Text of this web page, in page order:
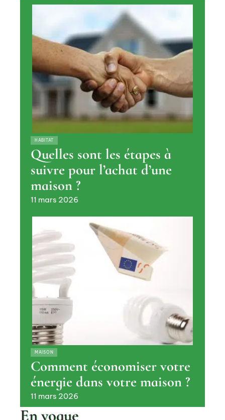
HABITAT
Quelles sont les étapes à
suivre pour l’achat d’une
maison ?
11 mars 2026
MAISON
Comment économiser votre
énergie dans votre maison ?
11 mars 2026
En vogue